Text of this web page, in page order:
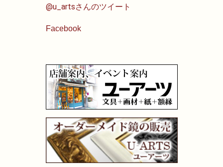
@u_artsさんのツイート
Facebook
製図用品
キャンバス・パネル
その他文具
雑貨